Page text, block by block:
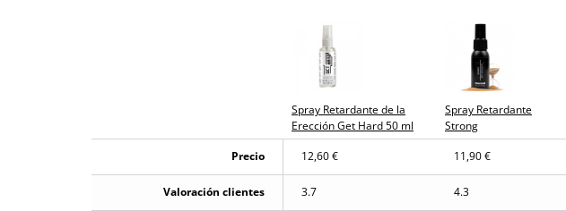
Paquete discreto y sin distintivos
3 años de garantía
Producto original
¿Cuándo lo recibo? El martes 11 de agosto (fecha estimada)
Spray Retardante de la
Erección Get Hard 50 ml
Spray Retardante
Strong
Precio
12,60 € 11,90 €
Valoración clientes 3.7 4.3